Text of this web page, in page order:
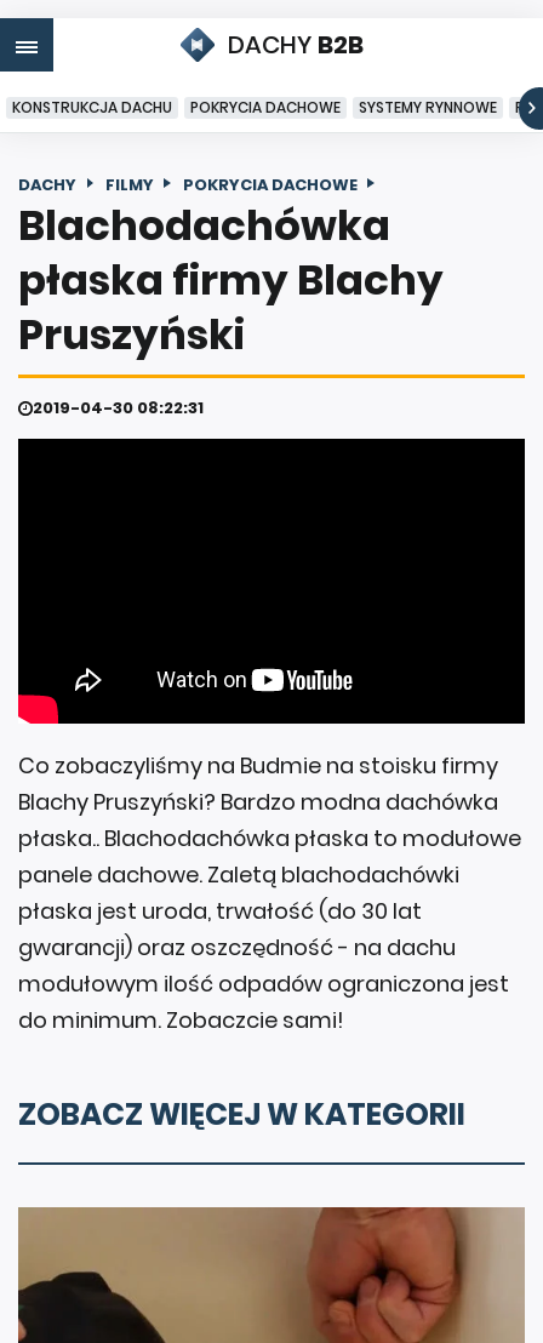
DACHY B2B
KONSTRUKCJA DACHU POKRYCIA DACHOWE SYSTEMY RYNNOWE
DACHY FILMY POKRYCIA DACHOWE
Blachodachówka
płaska firmy Blachy
Pruszyński
2019-04-30 08:22:31
Co zobaczyliśmy na Budmie na stoisku firmy
Blachy Pruszyński? Bardzo modna dachówka
płaska.. Blachodachówka płaska to modułowe
panele dachowe. Zaletą blachodachówki
płaska jest uroda, trwałość (do 30 lat
gwarancji) oraz oszczędność - na dachu
modułowym ilość odpadów ograniczona jest
do minimum. Zobaczcie sami!
ZOBACZ WIĘCEJ W KATEGORII